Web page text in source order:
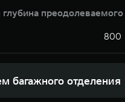
800
багажного отделения